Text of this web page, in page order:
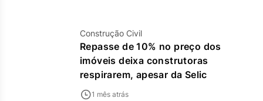
Construção Civil
Repasse de 10% no preço dos
imóveis deixa construtoras
respirarem, apesar da Selic
1 mês atrás